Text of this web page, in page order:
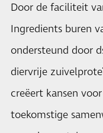
Door de faciliteit
Ingredients buren
ondersteund door
diervrije
creëert kansen
toekomstige